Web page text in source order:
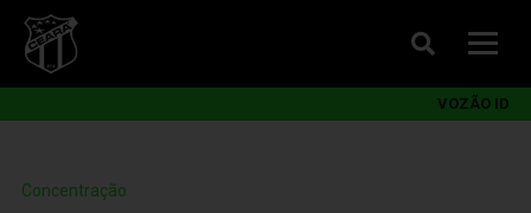
VOZÃO ID
Concentração